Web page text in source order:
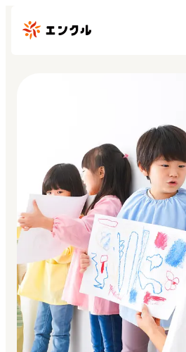
地域から探す
マイページ
閲覧履歴
お気に入り
見学日記